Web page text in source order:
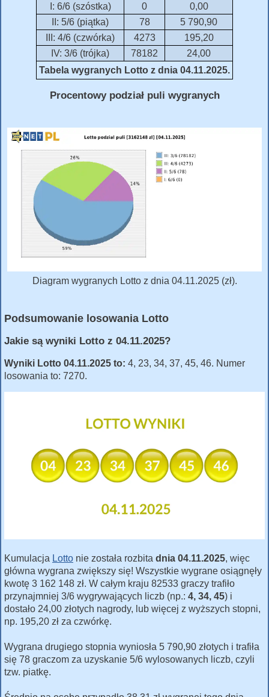
I: 6/6 (szóstka) 0
0,00
II: 5/6 (piątka)
78
5 790,90
III: 4/6 (czwórka)
4273
195,20
IV: 3/6 (trójka)
78182
24,00
Tabela wygranych Lotto z dnia 04.11.2025.
Procentowy podział puli wygranych
Diagram wygranych Lotto z dnia 04.11.2025 (zł).
Podsumowanie losowania Lotto
Jakie są wyniki Lotto z 04.11.2025?
Wyniki Lotto 04.11.2025 to: 4, 23, 34, 37, 45, 46. Numer
losowania to: 7270.
Kumulacja Lotto nie została rozbita dnia 04.11.2025, więc
główna wygrana zwiększy się! Wszystkie wygrane osiągnęły
kwotę 3 162 148 zł. W całym kraju 82533 graczy trafiło
przynajmniej 3/6 wygrywających liczb (np.: 4, 34, 45) i
dostało 24,00 złotych nagrody, lub więcej z wyższych stopni,
np. 195,20 zł za czwórkę.
Wygrana drugiego stopnia wyniosła 5 790,90 złotych i trafiła
się 78 graczom za uzyskanie 5/6 wylosowanych liczb, czyli
tzw. piatkę.